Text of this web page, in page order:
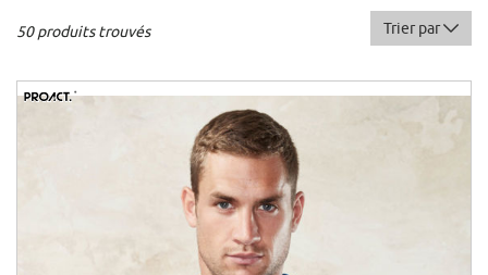
50 produits trouvés Trier par